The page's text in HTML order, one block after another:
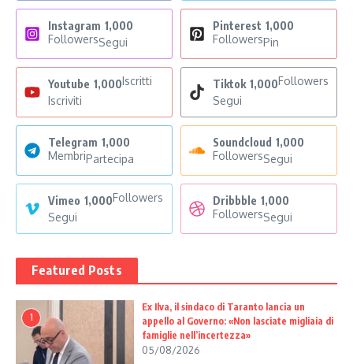
Instagram 1,000
FollowersSegui
Pinterest 1,000
FollowersPin
Youtube 1,000Iscritti
Iscriviti
Tiktok 1,000Followers
Segui
Telegram 1,000
MembriPartecipa
Soundcloud 1,000
FollowersSegui
Vimeo 1,000Followers
Segui
Dribbble 1,000
FollowersSegui
Featured Posts
1
Ex Ilva, il sindaco di Taranto lancia un
appello al Governo: «Non lasciate migliaia di
famiglie nell’incertezza»
05/08/2026